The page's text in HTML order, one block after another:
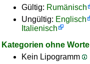
Gültig: Rumänisch
Ungültig: Englisch
Italienisch
Kategorien ohne Worte
Kein Lipogramm